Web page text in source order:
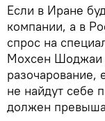
Если в Иране
компании, а в
спрос на
Мохсен Шоджаи
разочарование,
не найдут себе
должен